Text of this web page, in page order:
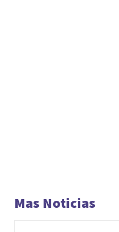
Mas Noticias